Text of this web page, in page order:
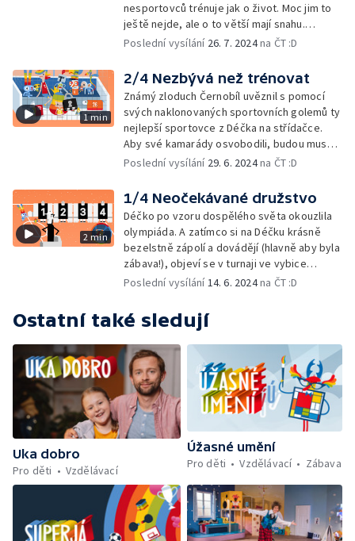
nesportovců trénuje jak o život. Moc jim to
ještě nejde, ale o to větší mají snahu.
Ještěže jim děti z celé republiky posílají
Poslední vysílání 26. 7. 2024na ČT :D
1 min
2/4 Nezbývá než trénovat
Známý zloduch Černobíl uvěznil s pomocí
svých naklonovaných sportovních golemů ty
nejlepší sportovce z Déčka na střídačce.
Aby své kamarády osvobodili, budou muset
zbývající nesportovci sehrát s Černobílem
Poslední vysílání 29. 6. 2024na ČT :D
2 min
1/4 Neočekávané družstvo
Déčko po vzoru dospělého světa okouzlila
olympiáda. A zatímco si na Déčku krásně
bezelstně zápolí a dovádějí (hlavně aby byla
zábava!), objeví se v turnaji ve vybice
nečekané družstvo…
Poslední vysílání14. 6. 2024na ČT :D
Ostatní také sledují
Uka dobro
Pro děti
Vzdělávací
Úžasné umění
Pro děti
Vzdělávací Zábava